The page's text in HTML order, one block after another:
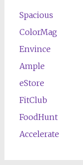
Spacious
ColorMag
Envince
Ample
eStore
FitClub
FoodHunt
Accelerate